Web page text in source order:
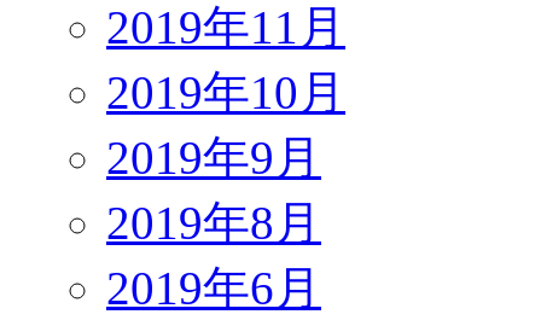
2019年11月
2019年10月
2019年9月
2019年8月
2019年6月